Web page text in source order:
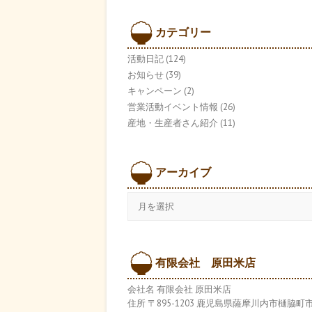
カテゴリー
活動日記 (124)
お知らせ (39)
キャンペーン (2)
営業活動イベント情報 (26)
産地・生産者さん紹介 (11)
アーカイブ
ブ
有限会社 原田米店
会社名 有限会社 原田米店
住所 〒895-1203 鹿児島県薩摩川内市樋脇町